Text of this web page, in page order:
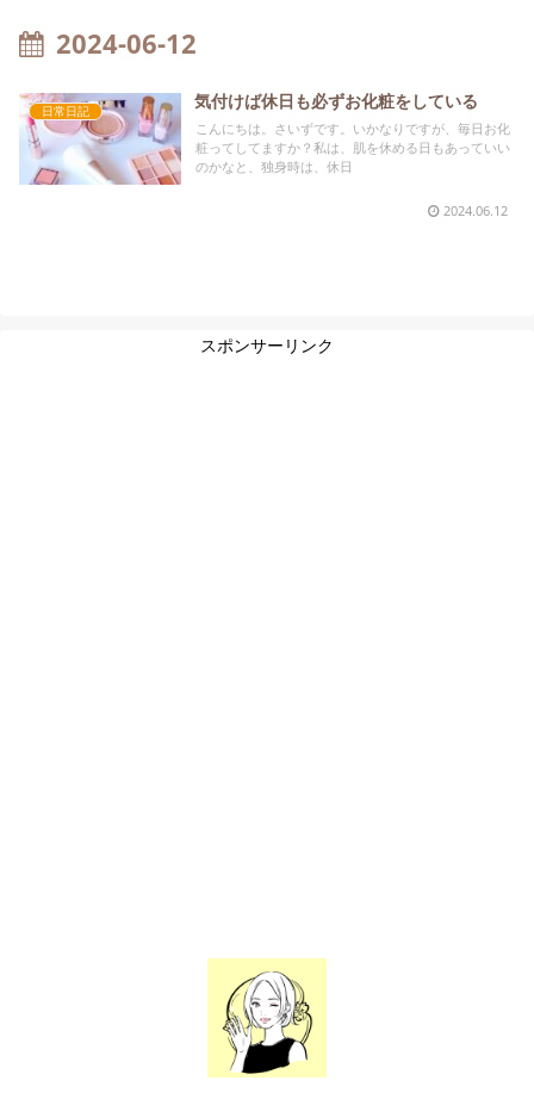
2024-06-12
日常日記 気付けば休日も必ずお化粧をしている
こんにちは。さいずです。いかなりですが、毎日お化
粧ってしてますか？私は、肌を休める日もあっていい
のかなと、独身時は、休日
2024.06.12
スポンサーリンク